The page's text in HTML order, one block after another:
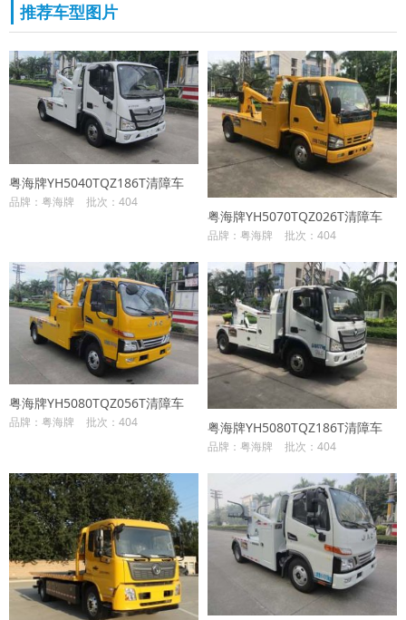
推荐车型图片
粤海牌YH5040TQZ186T清障车
品牌：粤海牌 批次：404
粤海牌YH5070TQZ026T清障车
品牌：粤海牌 批次：404
粤海牌YH5080TQZ056T清障车
品牌：粤海牌 批次：404 粤海牌YH5080TQZ186T清障车
品牌：粤海牌 批次：404